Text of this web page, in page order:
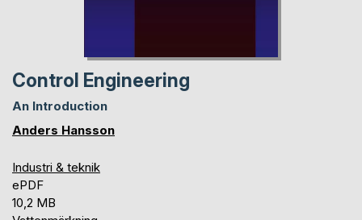
Control Engineering
An Introduction
Anders Hansson
Industri & teknik
ePDF
10,2 MB